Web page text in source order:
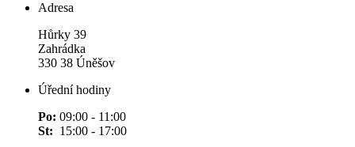
Adresa
Hůrky 39
Zahrádka
330 38 Úněšov
Úřední hodiny
Po: 09:00 - 11:00
St: 15:00 - 17:00